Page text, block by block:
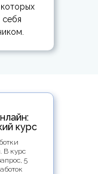
себя
В курс
5
курс